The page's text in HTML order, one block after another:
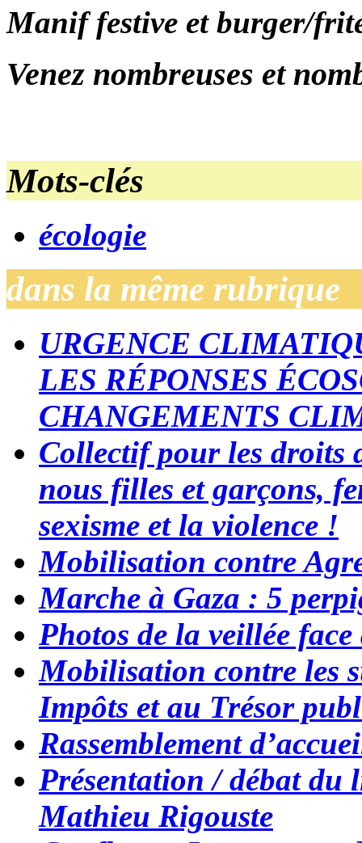
Manif festive et burger/
Venez nombreuses et
Mots-clés
écologie
dans la même rubrique
URGENCE
LES RÉPONSES
CHANGEMENTS
Collectif pour les droits
nous filles et garçons,
sexisme et la violence !
Mobilisation contre
Marche à Gaza : 5
Photos de la veillée
Mobilisation contre les
Impôts et au Trésor
Rassemblement
Présentation / débat du
Mathieu Rigouste